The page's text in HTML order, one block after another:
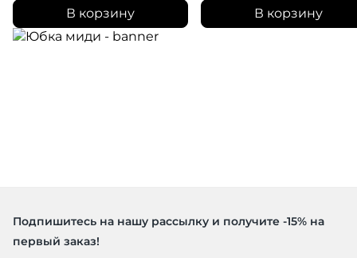
В корзину В корзину
Подпишитесь на нашу рассылку и получите -15% на
первый заказ!